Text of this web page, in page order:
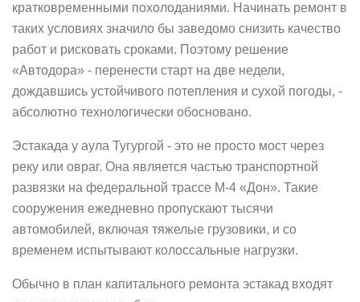
кратковременными похолоданиями. Начинать ремонт в
таких условиях значило бы заведомо снизить качество
работ и рисковать сроками. Поэтому решение
«Автодора» - перенести старт на две недели,
дождавшись устойчивого потепления и сухой погоды, -
абсолютно технологически обосновано.
Эстакада у аула Тугургой - это не просто мост через
реку или овраг. Она является частью транспортной
развязки на федеральной трассе М-4 «Дон». Такие
сооружения ежедневно пропускают тысячи
автомобилей, включая тяжелые грузовики, и со
временем испытывают колоссальные нагрузки.
Обычно в план капитального ремонта эстакад входят